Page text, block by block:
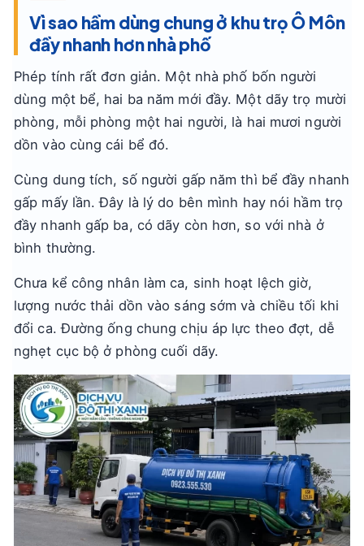
Vì sao hầm dùng chung ở khu trọ Ô Môn
đầy nhanh hơn nhà phố
Phép tính rất đơn giản. Một nhà phố bốn người
dùng một bể, hai ba năm mới đầy. Một dãy trọ mười
phòng, mỗi phòng một hai người, là hai mươi người
dồn vào cùng cái bể đó.
Cùng dung tích, số người gấp năm thì bể đầy nhanh
gấp mấy lần. Đây là lý do bên mình hay nói hầm trọ
đầy nhanh gấp ba, có dãy còn hơn, so với nhà ở
bình thường.
Chưa kể công nhân làm ca, sinh hoạt lệch giờ,
lượng nước thải dồn vào sáng sớm và chiều tối khi
đổi ca. Đường ống chung chịu áp lực theo đợt, dễ
nghẹt cục bộ ở phòng cuối dãy.